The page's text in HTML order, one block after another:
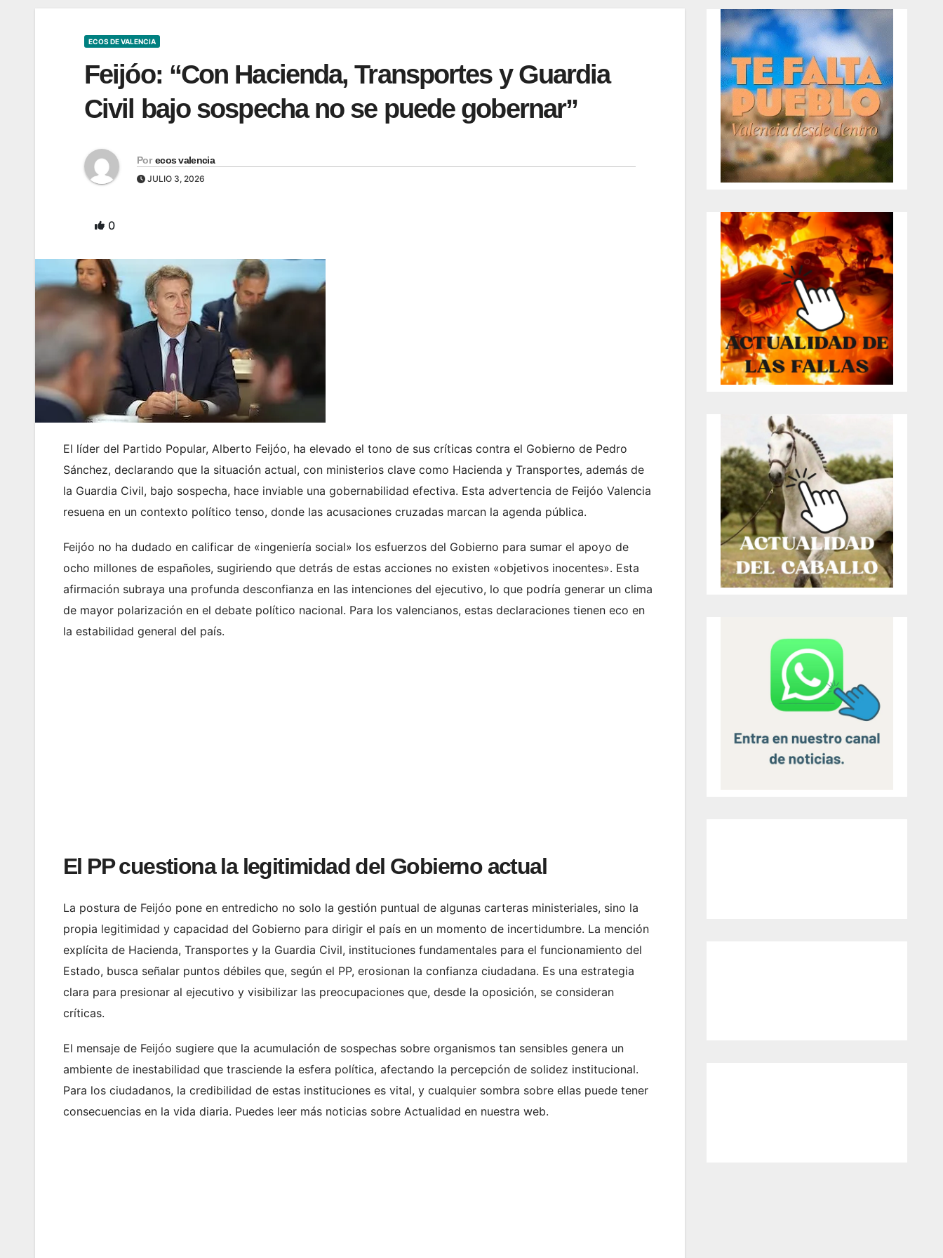
ECOS DE VALENCIA
Feijóo: “Con Hacienda, Transportes y Guardia
Civil bajo sospecha no se puede gobernar”
Por ecos valencia
JULIO 3, 2026
0
El líder del Partido Popular, Alberto Feijóo, ha elevado el tono de sus críticas contra el Gobierno de Pedro
Sánchez, declarando que la situación actual, con ministerios clave como Hacienda y Transportes, además de
la Guardia Civil, bajo sospecha, hace inviable una gobernabilidad efectiva. Esta advertencia de Feijóo Valencia
resuena en un contexto político tenso, donde las acusaciones cruzadas marcan la agenda pública.
Feijóo no ha dudado en calificar de «ingeniería social» los esfuerzos del Gobierno para sumar el apoyo de
ocho millones de españoles, sugiriendo que detrás de estas acciones no existen «objetivos inocentes». Esta
afirmación subraya una profunda desconfianza en las intenciones del ejecutivo, lo que podría generar un clima
de mayor polarización en el debate político nacional. Para los valencianos, estas declaraciones tienen eco en
la estabilidad general del país.
El PP cuestiona la legitimidad del Gobierno actual
La postura de Feijóo pone en entredicho no solo la gestión puntual de algunas carteras ministeriales, sino la
propia legitimidad y capacidad del Gobierno para dirigir el país en un momento de incertidumbre. La mención
explícita de Hacienda, Transportes y la Guardia Civil, instituciones fundamentales para el funcionamiento del
Estado, busca señalar puntos débiles que, según el PP, erosionan la confianza ciudadana. Es una estrategia
clara para presionar al ejecutivo y visibilizar las preocupaciones que, desde la oposición, se consideran
críticas.
El mensaje de Feijóo sugiere que la acumulación de sospechas sobre organismos tan sensibles genera un
ambiente de inestabilidad que trasciende la esfera política, afectando la percepción de solidez institucional.
Para los ciudadanos, la credibilidad de estas instituciones es vital, y cualquier sombra sobre ellas puede tener
consecuencias en la vida diaria. Puedes leer más noticias sobre Actualidad en nuestra web.